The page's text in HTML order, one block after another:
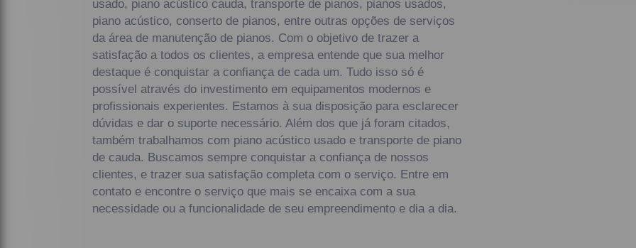
usado, piano acústico cauda, transporte de pianos, pianos usados,
piano acústico, conserto de pianos, entre outras opções de serviços
da área de manutenção de pianos. Com o objetivo de trazer a
satisfação a todos os clientes, a empresa entende que sua melhor
destaque é conquistar a confiança de cada um. Tudo isso só é
possível através do investimento em equipamentos modernos e
profissionais experientes. Estamos à sua disposição para esclarecer
dúvidas e dar o suporte necessário. Além dos que já foram citados,
também trabalhamos com piano acústico usado e transporte de piano
de cauda. Buscamos sempre conquistar a confiança de nossos
clientes, e trazer sua satisfação completa com o serviço. Entre em
contato e encontre o serviço que mais se encaixa com a sua
necessidade ou a funcionalidade de seu empreendimento e dia a dia.